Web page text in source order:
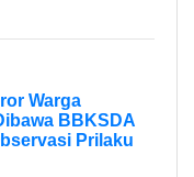
Warga
BBKSDA
Prilaku